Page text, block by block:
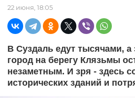
22 июня, 18:05
В Суздаль едут тысячами, а
город на берегу Клязьмы
незаметным. И зря - здесь
исторических зданий и